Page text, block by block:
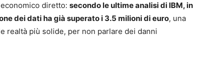
diretto: secondo le ultime analisi di IBM,in
dei dati ha già superato i 3.5 milioni di euro, una
realtà più solide, per non parlare dei danni